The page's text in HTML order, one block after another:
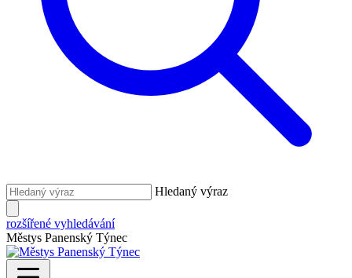
Hledaný výraz
rozšířené vyhledávání
Městys Panenský Týnec